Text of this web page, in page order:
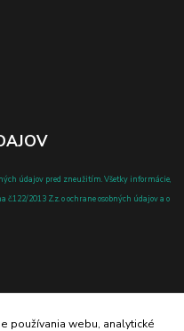
údajov pred zneužitím. Všetky informácie,
č.122/2013 Z.z. o ochrane osobných údajov a o
používania webu, analytické